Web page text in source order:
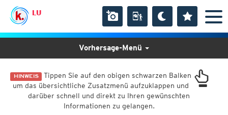
LU
HINWEIS Tippen Sie auf den obigen schwarzen Balken
um das übersichtliche Zusatzmenü aufzuklappen und
darüber schnell und direkt zu Ihren gewünschten
Informationen zu gelangen.
Vorhersage-Menü